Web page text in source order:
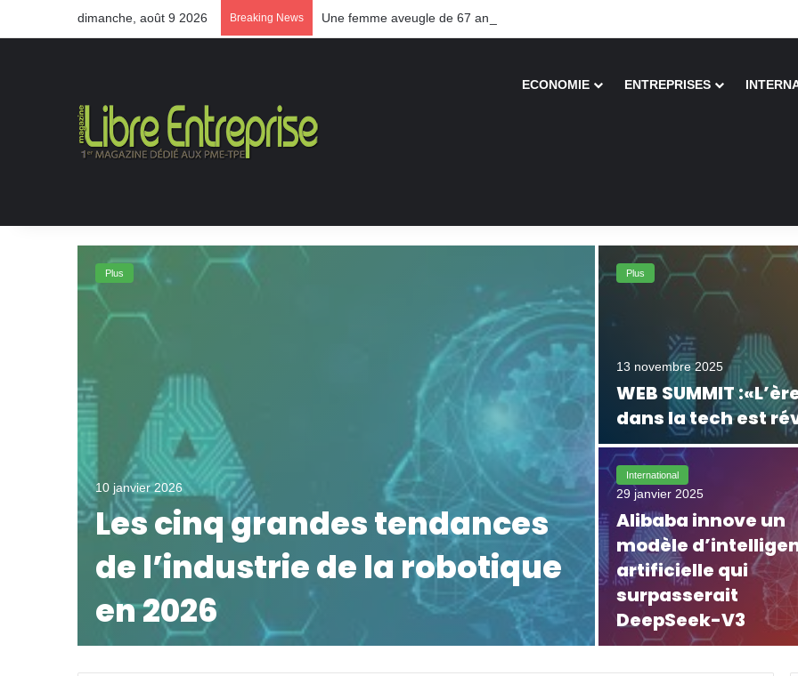
dimanche, août 9 2026 Breaking News Une femme aveugle de 67 ans recouvre la vue après une greffe inédite
ECONOMIE ENTREPRISES
Plus
10 janvier 2026
Les cinq grandes tendances
de l’industrie de la robotique
en 2026
Plus
13 novembre 2025
WEB SUMMIT
dans la tech est
International
29 janvier 2025
Alibaba innove un
modèle
artificielle qui
surpasserait
DeepSeek-V3